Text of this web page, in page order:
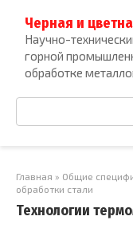
контенту
Черная и
Научно-
горной
обработке
Поиск:
Главная » Общие
обработки стали
Технологии